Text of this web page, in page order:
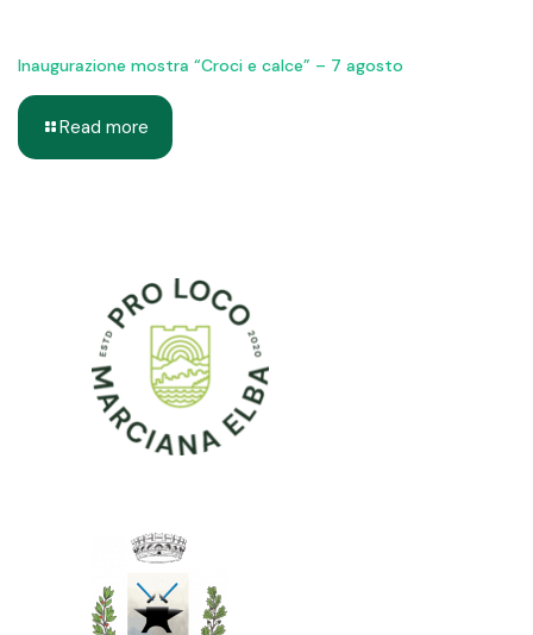
Inaugurazione mostra “Croci e calce” – 7 agosto
Read more